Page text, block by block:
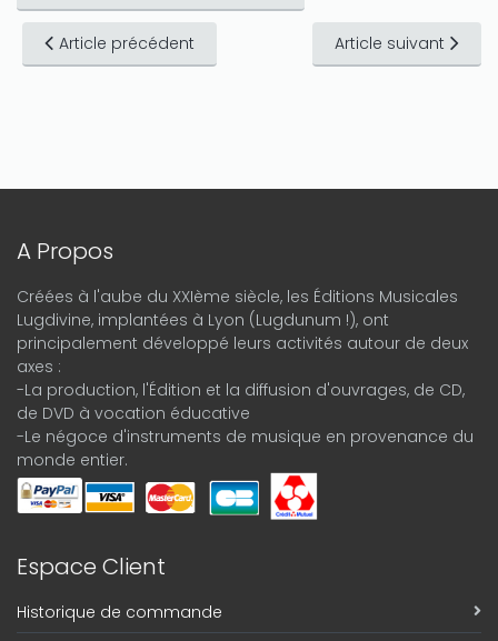
Article précédent Article suivant
A Propos
Créées à l'aube du XXIème siècle, les Éditions Musicales
Lugdivine, implantées à Lyon (Lugdunum !), ont
principalement développé leurs activités autour de deux
axes :
-La production, l'Édition et la diffusion d'ouvrages, de CD,
de DVD à vocation éducative
-Le négoce d'instruments de musique en provenance du
monde entier.
Espace Client
Historique de commande